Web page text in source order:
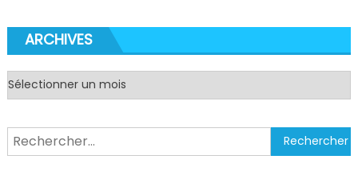
ARCHIVES
Archives
Rechercher :